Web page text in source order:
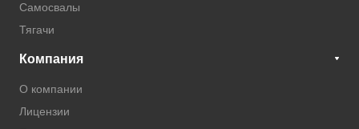
Самосвалы
Тягачи
Компания
О компании
Лицензии